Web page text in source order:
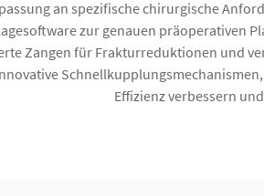
an spezifische chirurgische
zur genauen präoperativen
Zangen für Frakturreduktionen und
Effizienz verbessern